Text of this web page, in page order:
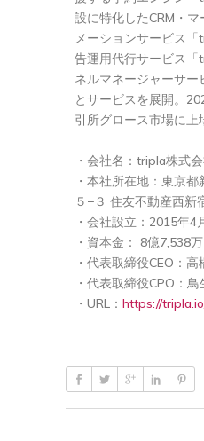
設に特化したCRM・
メーションサービス
告運用代行サービス
ネルマネージャーサー
とサービスを展開。
引所グロース市場に上
・会社名：tripla株式
・本社所在地：東京
５−３ 住友不動産西新
・会社設立：2015年4
・資本金： 8億7,538
・代表取締役CEO：高
・代表取締役CPO：鳥
・URL： https://